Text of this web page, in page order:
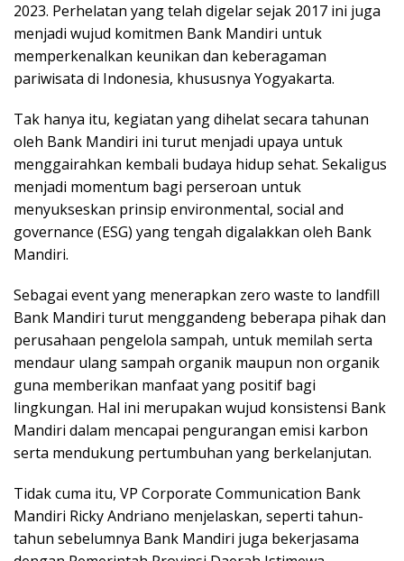
2023. Perhelatan yang telah digelar sejak 2017 ini juga
menjadi wujud komitmen Bank Mandiri untuk
memperkenalkan keunikan dan keberagaman
pariwisata di Indonesia, khususnya Yogyakarta.
Tak hanya itu, kegiatan yang dihelat secara tahunan
oleh Bank Mandiri ini turut menjadi upaya untuk
menggairahkan kembali budaya hidup sehat. Sekaligus
menjadi momentum bagi perseroan untuk
menyukseskan prinsip environmental, social and
governance (ESG) yang tengah digalakkan oleh Bank
Mandiri.
Sebagai event yang menerapkan zero waste to landfill
Bank Mandiri turut menggandeng beberapa pihak dan
perusahaan pengelola sampah, untuk memilah serta
mendaur ulang sampah organik maupun non organik
guna memberikan manfaat yang positif bagi
lingkungan. Hal ini merupakan wujud konsistensi Bank
Mandiri dalam mencapai pengurangan emisi karbon
serta mendukung pertumbuhan yang berkelanjutan.
Tidak cuma itu, VP Corporate Communication Bank
Mandiri Ricky Andriano menjelaskan, seperti tahun-
tahun sebelumnya Bank Mandiri juga bekerjasama